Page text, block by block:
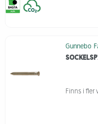
Gunnebo
Finns i fler